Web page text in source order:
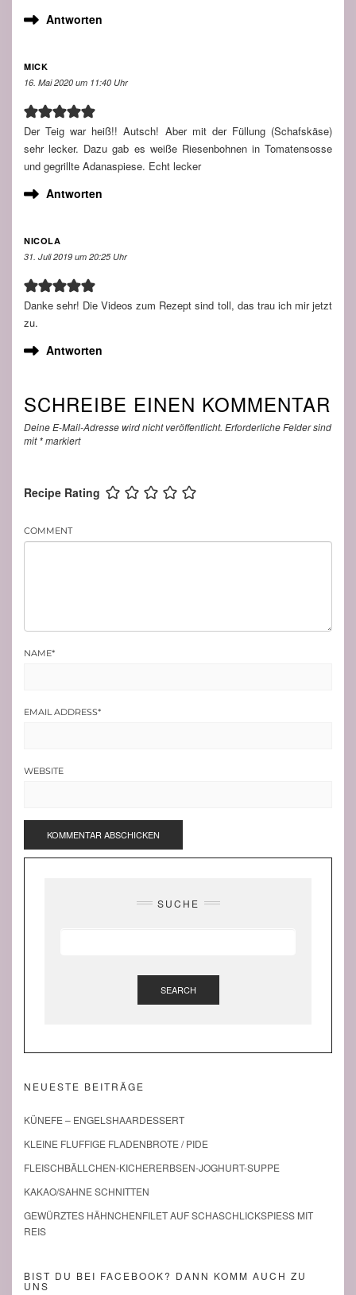
Antworten
MICK
16. Mai 2020 um 11:40 Uhr
Der Teig war heiß!! Autsch! Aber mit der Füllung (Schafskäse)
sehr lecker. Dazu gab es weiße Riesenbohnen in Tomatensosse
und gegrillte Adanaspiese. Echt lecker
Antworten
NICOLA
31. Juli 2019 um 20:25 Uhr
Danke sehr! Die Videos zum Rezept sind toll, das trau ich mir jetzt
zu.
Antworten
SCHREIBE EINEN KOMMENTAR
Deine E-Mail-Adresse wird nicht veröffentlicht. Erforderliche Felder sind
mit*markiert
Recipe Rating
COMMENT
NAME*
EMAIL ADDRESS*
WEBSITE
SUCHE
SEARCH
NEUESTE BEITRÄGE
KÜNEFE – ENGELSHAARDESSERT
KLEINE FLUFFIGE FLADENBROTE / PIDE
FLEISCHBÄLLCHEN-KICHERERBSEN-JOGHURT-SUPPE
KAKAO/SAHNE SCHNITTEN
GEWÜRZTES HÄHNCHENFILET AUF SCHASCHLICKSPIESS MIT R
EIS
BIST DU BEI FACEBOOK? DANN KOMM AUCH ZU
UNS